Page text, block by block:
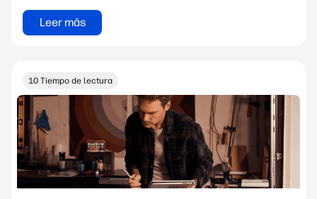
Leer más
10 Tiempo de lectura